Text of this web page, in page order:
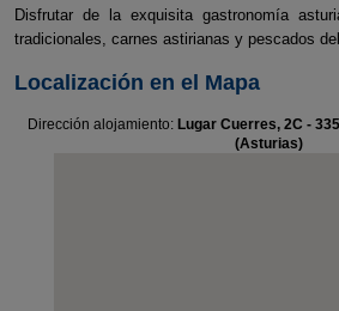
Disfrutar de la exquisita gastronomía
tradicionales, carnes astirianas y pescados
Localización en el Mapa
Dirección alojamiento: Lugar Cuerres, 2C -
(Asturias)